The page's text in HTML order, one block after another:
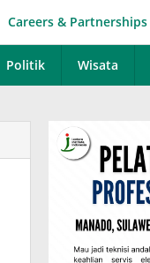
Careers & Partnerships
Politik Wisata